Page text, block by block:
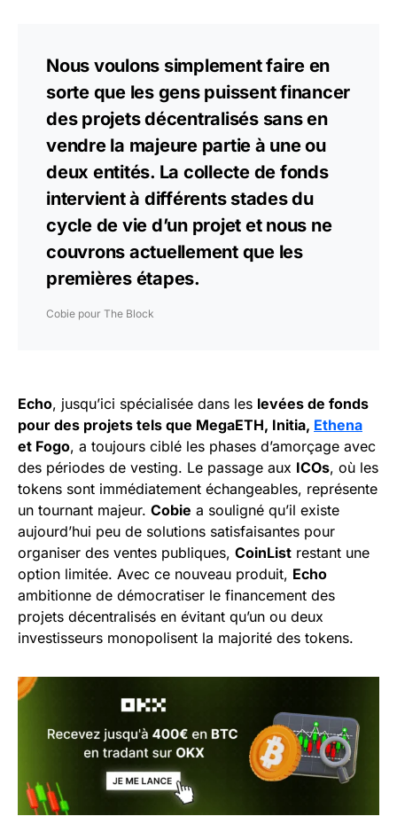
Nous voulons simplement faire en
sorte que les gens puissent financer
des projets décentralisés sans en
vendre la majeure partie à une ou
deux entités. La collecte de fonds
intervient à différents stades du
cycle de vie d’un projet et nous ne
couvrons actuellement que les
premières étapes.
Cobie pour The Block
Echo, jusqu’ici spécialisée dans les levées de fonds
pour des projets tels que MegaETH, Initia, Ethena
et Fogo, a toujours ciblé les phases d’amorçage avec
des périodes de vesting. Le passage aux ICOs, où les
tokens sont immédiatement échangeables, représente
un tournant majeur. Cobie a souligné qu’il existe
aujourd’hui peu de solutions satisfaisantes pour
organiser des ventes publiques, CoinList restant une
option limitée. Avec ce nouveau produit, Echo
ambitionne de démocratiser le financement des
projets décentralisés en évitant qu’un ou deux
investisseurs monopolisent la majorité des tokens.